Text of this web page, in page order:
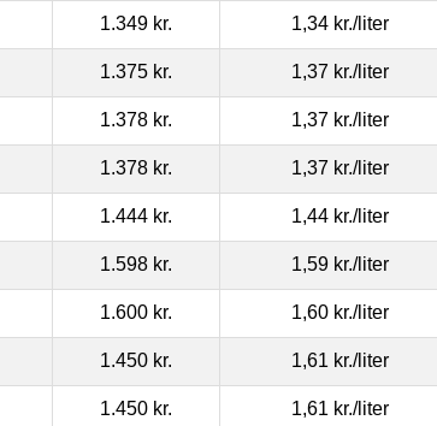
1.349 kr. 1,34 kr./liter
1.375 kr. 1,37 kr./liter
1.378 kr. 1,37 kr./liter
1.378 kr. 1,37 kr./liter
1.444 kr. 1,44 kr./liter
1.598 kr. 1,59 kr./liter
1.600 kr. 1,60 kr./liter
1.450 kr. 1,61 kr./liter
1.450 kr. 1,61 kr./liter